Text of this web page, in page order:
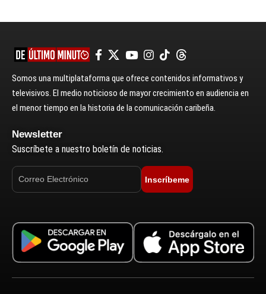
Somos una multiplataforma que ofrece contenidos informativos y
televisivos. El medio noticioso de mayor crecimiento en audiencia en
el menor tiempo en la historia de la comunicación caribeña.
Newsletter
Suscríbete a nuestro boletín de noticias.
Inscríbeme